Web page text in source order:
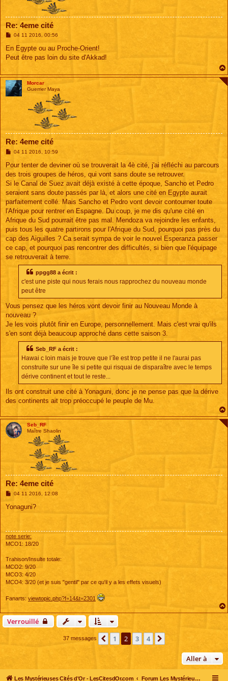
Re: 4eme cité
M
s
a
04 11 2016, 00:56
En Egypte ou au Proche-Orient!
Peut être pas loin du site d'Akkad!
Morcar
Guerrier Maya
Re: 4eme cité
M
s
a
g
04 11 2016, 10:59
Pour tenter de deviner où se trouverait la 4è cité, j'ai réfléchi au parcours
des trois groupes de héros, qui vont sans doute se retrouver.
Si le Canal de Suez avait déjà existé à cette époque, Sancho et Pedro
seraient sans doute passés par là, et alors une cité en Egypte aurait
parfaitement collé. Mais Sancho et Pedro vont devoir contourner toute
l'Afrique pour rentrer en Espagne. Du coup, je me dis qu'une cité en
Afrique du Sud pourrait être pas mal. Mendoza va rejoindre les enfants,
puis tous les quatre partirons pour l'Afrique du Sud, pourquoi pas près du
cap des Aiguilles ? Ca serait sympa de voir le nouvel Esperanza passer
ce cap, et pourquoi pas rencontrer des difficultés, si bien que l'équipage
se retrouverait à terre.
ppgg88 a écrit :
c'est une piste qui nous ferais nous rapprochez du nouveau monde
peut être
Vous pensez que les héros vont devoir finir au Nouveau Monde à
nouveau ?
Je les vois plutôt finir en Europe, personnellement. Mais c'est vrai qu'ils
s'en sont déjà beaucoup approché dans cette saison 3.
Seb_RF a écrit :
Hawai c loin mais je trouve que l’île est trop petite il ne l'aurai pas
construite sur une île si petite qui risquai de disparaître avec le temps
dérive continent et tout le reste...
Ils ont construit une cité à Yonaguni, donc je ne pense pas que la dérive
des continents ait trop préoccupé le peuple de Mu.
Seb_RF
Maître Shaolin
Re: 4eme cité
M
s
04 11 2016, 12:08
Yonaguni?
note serie:
MCO1: 18/20
Trahison/Insulte totale:
MCO2: 9/20
MCO3: 4/20
MCO4: 3/20 (et je suis "gentil" par ce qu'il y a les effets visuels)
Fanarts: viewtopic.php?f=14&t=2301
Verrouillé
37 messages Précédente
1 2 3 4
Aller à
Les Mystérieuses Cités d'Or - LesCitesdOr.com Forum Les Mystérieuses Cités d'Or